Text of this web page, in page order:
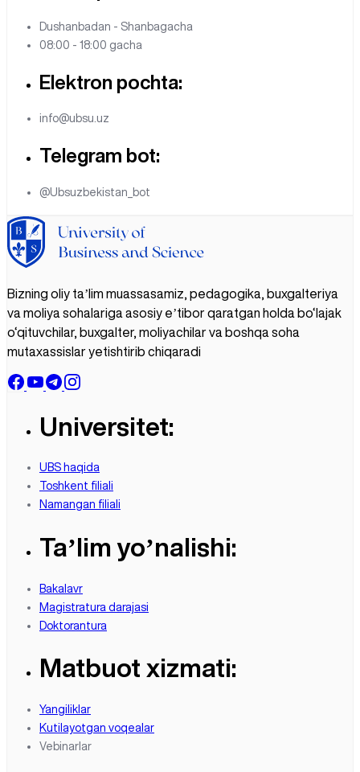
Dushanbadan - Shanbagacha
08:00 - 18:00 gacha
Elektron pochta:
info@ubsu.uz
Telegram bot:
@Ubsuzbekistan_bot
Bizning oliy taʼlim muassasamiz, pedagogika, buxgalteriya
va moliya sohalariga asosiy eʼtibor qaratgan holda bo‘lajak
o‘qituvchilar, buxgalter, moliyachilar va boshqa soha
mutaxassislar yetishtirib chiqaradi
Universitet:
UBS haqida
Toshkent filiali
Namangan filiali
Taʼlim yoʼnalishi:
Bakalavr
Magistratura darajasi
Doktorantura
Matbuot xizmati:
Yangiliklar
Kutilayotgan voqealar
Vebinarlar